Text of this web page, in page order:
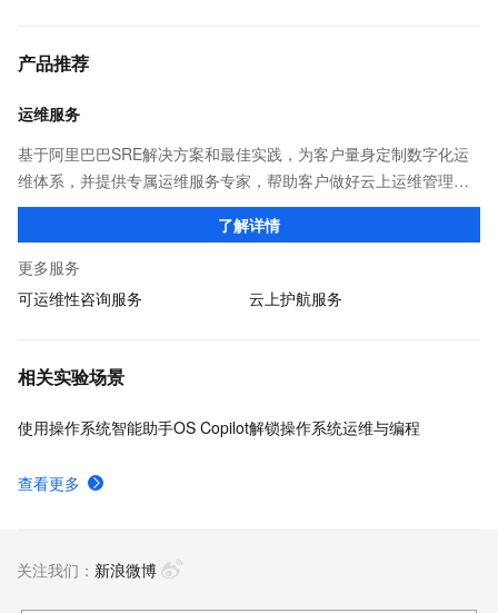
产品推荐
运维服务
基于阿里巴巴SRE解决方案和最佳实践，为客户量身定制数字化运
维体系，并提供专属运维服务专家，帮助客户做好云上运维管理，
降低运维成本和风险，提升运维效率和业务连续性，增强系统安全
合规性，助力企业客户加速数字化转型！
了解详情
更多服务
可运维性咨询服务
云上护航服务
相关实验场景
使用操作系统智能助手OS Copilot解锁操作系统运维与编程
查看更多
关注我们： 新浪微博